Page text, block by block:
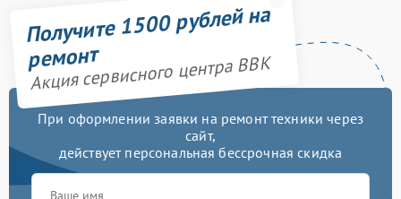
Получите 1500 рублей на
ремонт
Акция сервисного центра BBK
При оформлении заявки на ремонт техники через
сайт,
действует персональная бессрочная скидка